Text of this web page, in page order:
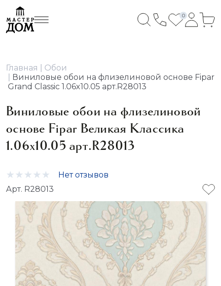
0
Главная
Обои
Виниловые обои на флизелиновой основе Fipar
Grand Classic 1.06x10.05 арт.R28013
Виниловые обои на флизелиновой
основе Fipar Великая Классика
1.06x10.05 арт.R28013
Нет отзывов
Арт. R28013